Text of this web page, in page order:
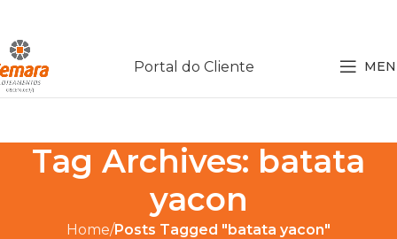
Portal do Cliente
Tag Archives: batata
yacon
Home Posts Tagged "batata yacon"